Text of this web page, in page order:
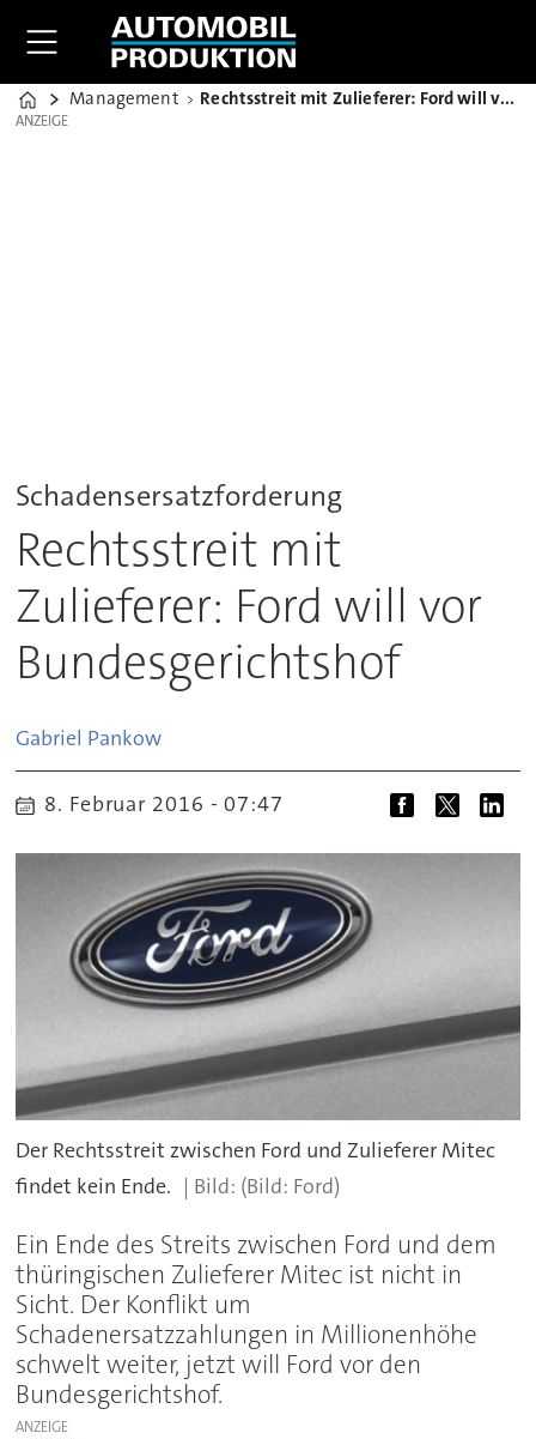
Home
Management Rechtsstreit mit Zulieferer: Ford will vor Bundesgerichtshof
ANZEIGE
ANZEIGE
Schadensersatzforderung
Rechtsstreit mit
Zulieferer: Ford will vor
Bundesgerichtshof
Gabriel Pankow
8. Februar 2016 - 07:47
Der Rechtsstreit zwischen Ford und Zulieferer Mitec
findet kein Ende.
(Bild: Ford)
Ein Ende des Streits zwischen Ford und dem
thüringischen Zulieferer Mitec ist nicht in
Sicht. Der Konflikt um
Schadenersatzzahlungen in Millionenhöhe
schwelt weiter, jetzt will Ford vor den
Bundesgerichtshof.
ANZEIGE